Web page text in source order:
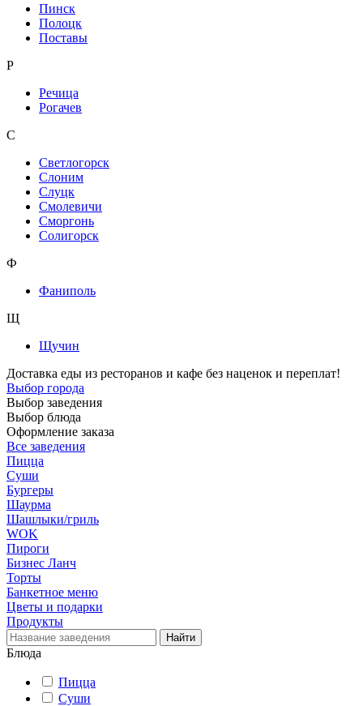
Пинск
Полоцк
Поставы
Р
Речица
Рогачев
С
Светлогорск
Слоним
Слуцк
Смолевичи
Сморгонь
Солигорск
Ф
Фаниполь
Щ
Щучин
Доставка еды из ресторанов и кафе без наценок и переплат!
Выбор города
Выбор заведения
Выбор блюда
Оформление заказа
Все заведения
Пицца
Суши
Бургеры
Шаурма
Шашлыки/гриль
WOK
Пироги
Бизнес Ланч
Торты
Банкетное меню
Цветы и подарки
Продукты
Блюда
Пицца
Суши